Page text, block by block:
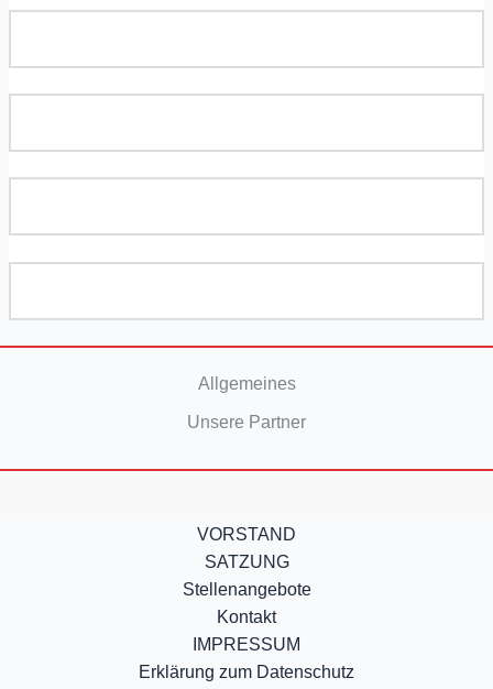
Allgemeines
Unsere Partner
VORSTAND
SATZUNG
Stellenangebote
Kontakt
IMPRESSUM
Erklärung zum Datenschutz